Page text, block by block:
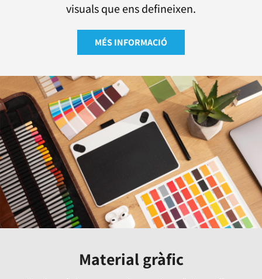
visuals que ens defineixen.
MÉS INFORMACIÓ
Material gràfic